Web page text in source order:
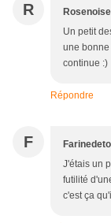
R
Un petit
une
continue :)
Répondre
F
J'étais un
futilité
c'est ça